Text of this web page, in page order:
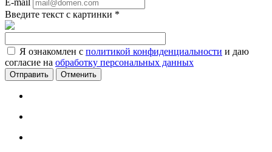
E-mail
Введите текст с картинки *
Я ознакомлен с политикой конфиденциальности и даю
согласие на обработку персональных данных
Отменить